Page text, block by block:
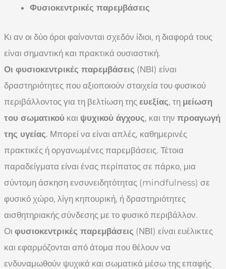
Φυσιοκεντρικές παρεμβάσεις
Κι αν οι δύο όροι φαίνονται σχεδόν ίδιοι, η διαφορά τους
είναι σημαντική και πρακτικά ουσιαστική.
Οι φυσιοκεντρικές παρεμβάσεις (ΝΒΙ) είναι
δραστηριότητες που αξιοποιούν στοιχεία του φυσικού
περιβάλλοντος για τη βελτίωση της ευεξίας, τη μείωση
του σωματικού και ψυχικού άγχους, και την προαγωγή
της υγείας. Μπορεί να είναι απλές, καθημερινές
πρακτικές ή οργανωμένες παρεμβάσεις. Τέτοια
παραδείγματα είναι ένας περίπατος σε πάρκο, μια
σύντομη άσκηση ενσυνειδητότητας (mindfulness) σε
φυσικό χώρο, λίγη κηπουρική, ή δραστηριότητες
αισθητηριακής σύνδεσης με το φυσικό περιβάλλον.
Οι φυσιοκεντρικές παρεμβάσεις (ΝΒΙ) είναι ευέλικτες
και εφαρμόζονται από άτομα που θέλουν να
ενδυναμωθούν ψυχικά και σωματικά μέσω της επαφής